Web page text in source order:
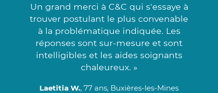
Un grand merci à C&C qui s'essaye à
trouver postulant le plus convenable
à la problématique indiquée. Les
réponses sont sur-mesure et sont
intelligibles et les aides soignants
chaleureux. »
Laetitia W., 77 ans, Buxières-les-Mines